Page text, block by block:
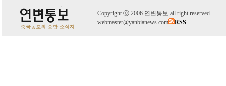
Copyright ⓒ 2006 연변통보 all right reserved.
webmaster@yanbianews.com
RSS